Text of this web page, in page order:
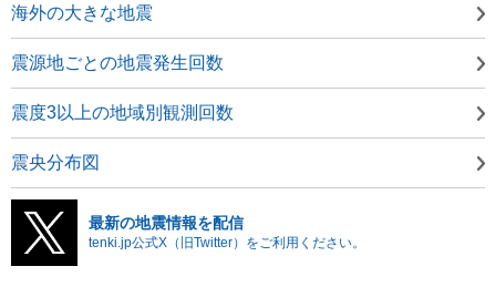
海外の大きな地震
震源地ごとの地震発生回数
震度3以上の地域別観測回数
震央分布図
最新の地震情報を配信
tenki.jp公式X（旧Twitter）をご利用ください。